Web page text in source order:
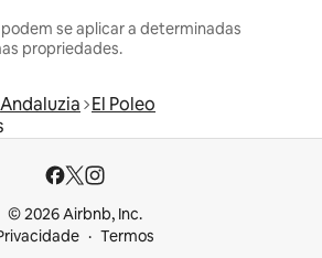
se aplicar a determinadas
propriedades.
Andaluzia El Poleo
© 2026 Airbnb, Inc.
Termos